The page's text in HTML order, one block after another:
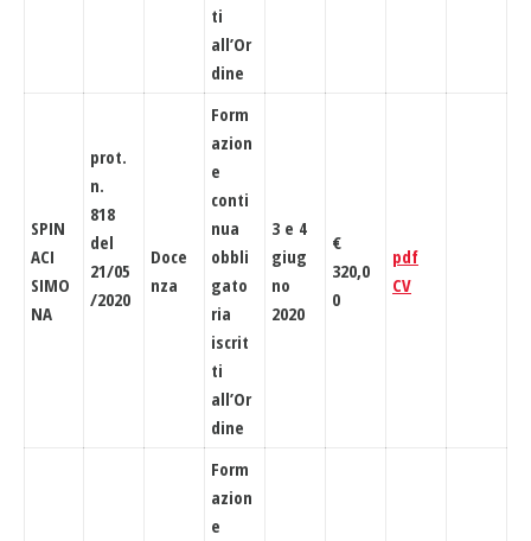
ti
all’Or
dine
SPIN
ACI
SIMO
NA
prot.
n.
818
del
21/05
/2020
Doce
nza
Form
azion
e
conti
nua
obbli
gato
ria
iscrit
ti
all’Or
dine
3 e 4
giug
no
2020
€
320,0
0
pdf
CV
Form
azion
e